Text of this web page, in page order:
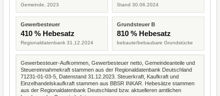
Gemeinde, 2023 Stand 30.06.2024
Gewerbesteuer
410 % Hebesatz
Regionaldatenbank 31.12.2024
Grundsteuer B
810 % Hebesatz
bebaute/bebaubare Grundstücke
Gewerbesteuer-Aufkommen, Gewerbesteuer netto, Gemeindeanteile und
Steuereinnahmekraft stammen aus der Regionaldatenbank Deutschland
71231-01-03-5, Datenstand 31.12.2023. Steuerkraft, Kaufkraft und
Einzelhandelskaufkraft stammen aus BBSR INKAR. Hebesätze stammen
aus der Regionaldatenbank Deutschland bzw. aktuelleren amtlichen